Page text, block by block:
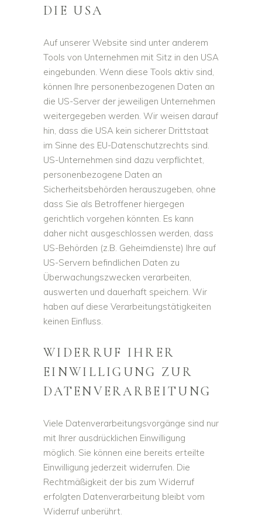
DIE USA
Auf unserer Website sind unter anderem
Tools von Unternehmen mit Sitz in den USA
eingebunden. Wenn diese Tools aktiv sind,
können Ihre personenbezogenen Daten an
die US-Server der jeweiligen Unternehmen
weitergegeben werden. Wir weisen darauf
hin, dass die USA kein sicherer Drittstaat
im Sinne des EU-Datenschutzrechts sind.
US-Unternehmen sind dazu verpflichtet,
personenbezogene Daten an
Sicherheitsbehörden herauszugeben, ohne
dass Sie als Betroffener hiergegen
gerichtlich vorgehen könnten. Es kann
daher nicht ausgeschlossen werden, dass
US-Behörden (z.B. Geheimdienste) Ihre auf
US-Servern befindlichen Daten zu
Überwachungszwecken verarbeiten,
auswerten und dauerhaft speichern. Wir
haben auf diese Verarbeitungstätigkeiten
keinen Einfluss.
WIDERRUF IHRER
EINWILLIGUNG ZUR
DATENVERARBEITUNG
Viele Datenverarbeitungsvorgänge sind nur
mit Ihrer ausdrücklichen Einwilligung
möglich. Sie können eine bereits erteilte
Einwilligung jederzeit widerrufen. Die
Rechtmäßigkeit der bis zum Widerruf
erfolgten Datenverarbeitung bleibt vom
Widerruf unberührt.